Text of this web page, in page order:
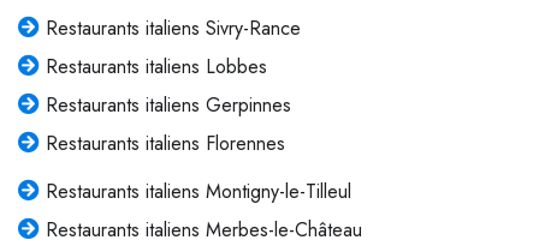
Restaurants italiens Sivry-Rance
Restaurants italiens Lobbes
Restaurants italiens Gerpinnes
Restaurants italiens Florennes
Restaurants italiens Montigny-le-Tilleul
Restaurants italiens Merbes-le-Château